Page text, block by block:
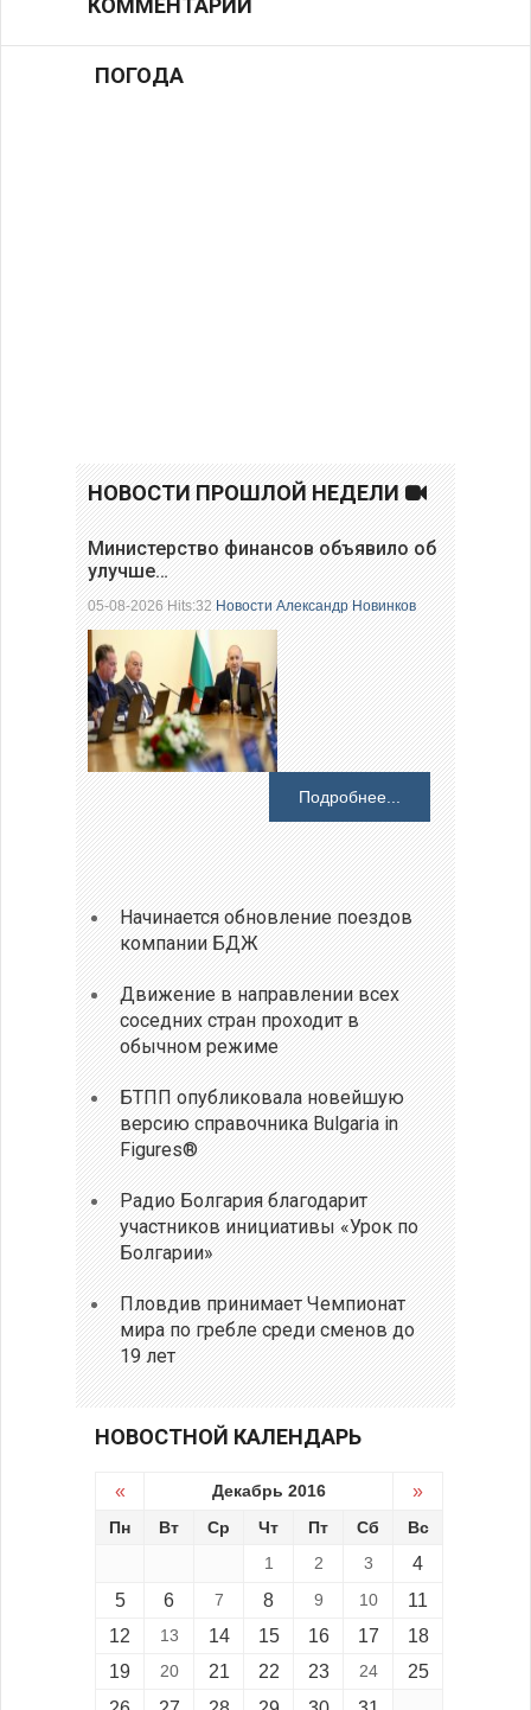
КОММЕНТАРИИ
ПОГОДА
НОВОСТИ ПРОШЛОЙ НЕДЕЛИ
Министерство финансов объявило об
улучше…
05-08-2026 Hits:32Новости Александр Новинков
Подробнее...
Начинается обновление поездов
компании БДЖ
Движение в направлении всех
соседних стран проходит в
обычном режиме
БТПП опубликовала новейшую
версию справочника Bulgaria in
Figures®
Радио Болгария благодарит
участников инициативы «Урок по
Болгарии»
Пловдив принимает Чемпионат
мира по гребле среди сменов до
19 лет
НОВОСТНОЙ КАЛЕНДАРЬ
« Декабрь 2016 »
Пн Вт Ср Чт Пт Сб
Вс
1
2 3
4
5
6 7 8 9 10
11
12
13 14 15 16 17
18
19
20 21 22 23 24
25